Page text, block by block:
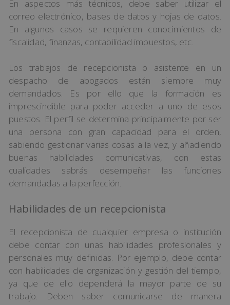
En aspectos más técnicos, debe saber utilizar el
correo electrónico, bases de datos y hojas de datos.
En algunos casos se requieren conocimientos de
fiscalidad, finanzas, contabilidad impuestos, etc.
Los trabajos de recepcionista o asistente en un
despacho de abogados están siempre muy
demandados. Es por ello que la formación es
imprescindible para poder acceder a uno de esos
puestos. El perfil se determina principalmente por ser
una persona con gran capacidad para el orden,
sabiendo gestionar varias cosas a la vez, y añadiendo
buenas habilidades comunicativas, con estas
cualidades sabrás desempeñar las funciones
demandadas a la perfección.
Habilidades de un recepcionista
El recepcionista de cualquier empresa o institución
debe contar con unas habilidades profesionales y
personales muy definidas. Por ejemplo, debe contar
con habilidades de organización y gestión del tiempo,
ya que de ello dependerá la mayor parte de su
trabajo. Deben saber comunicarse de manera